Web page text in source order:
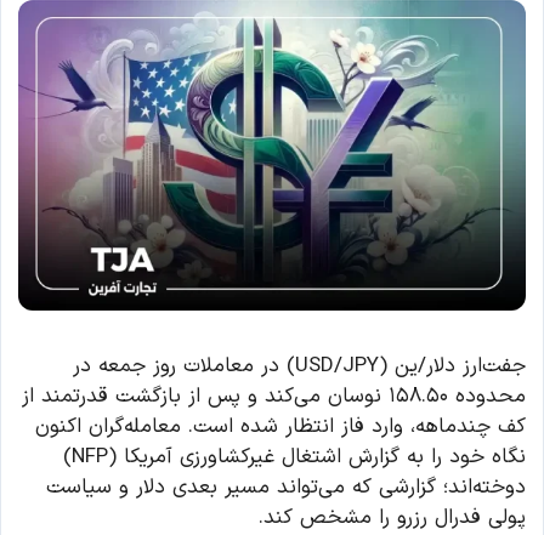
جفت‌ارز دلار/ین (USD/JPY) در معاملات روز جمعه در
محدوده ۱۵۸.۵۰ نوسان می‌کند و پس از بازگشت قدرتمند از
کف چندماهه، وارد فاز انتظار شده است. معامله‌گران اکنون
نگاه خود را به گزارش اشتغال غیرکشاورزی آمریکا (NFP)
دوخته‌اند؛ گزارشی که می‌تواند مسیر بعدی دلار و سیاست
پولی فدرال رزرو را مشخص کند.